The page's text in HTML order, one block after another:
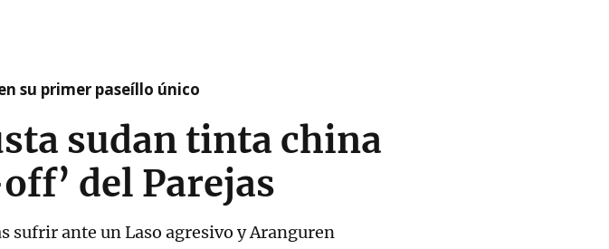
su primer paseíllo único
sudan tinta china
del Parejas
sufrir ante un Laso agresivo y Aranguren